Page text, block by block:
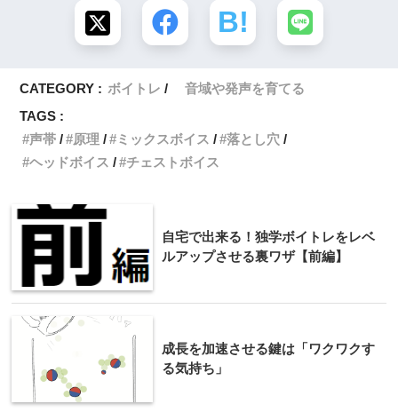
CATEGORY : ボイトレ
音域や発声を育てる
TAGS :
声帯
原理 ミックスボイス
落とし穴
ヘッドボイス
チェストボイス
自宅で出来る！独学ボイトレをレベ
ルアップさせる裏ワザ【前編】
成長を加速させる鍵は「ワクワクす
る気持ち」